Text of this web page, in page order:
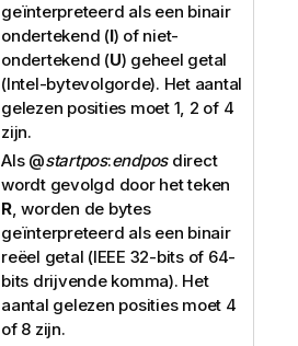
geïnterpreteerd als een binair
ondertekend (I) of niet-
ondertekend (U) geheel getal
(Intel-bytevolgorde). Het aantal
gelezen posities moet 1, 2 of 4
zijn.
Als @startpos:endposdirect
wordt gevolgd door het teken
R, worden de bytes
geïnterpreteerd als een binair
reëel getal (IEEE 32-bits of 64-
bits drijvende komma). Het
aantal gelezen posities moet 4
of 8 zijn.